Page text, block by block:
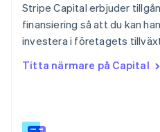
Stripe Capital erbjuder
finansiering så att du kan
investera i företagets
Titta närmare på Capital
DeutschFrançaisItaliano
Singapore
English简体中文
English
Español